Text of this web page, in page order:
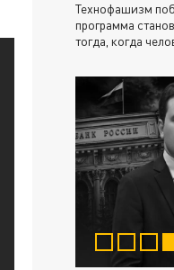
Технофашизм
программа
тогда, когда